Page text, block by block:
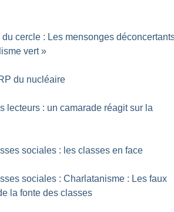
du cercle : Les mensonges
vert »
du nucléaire
lecteurs : un camarade réagit sur la
sociales : les classes en face
sociales : Charlatanisme : Les faux
la fonte des classes